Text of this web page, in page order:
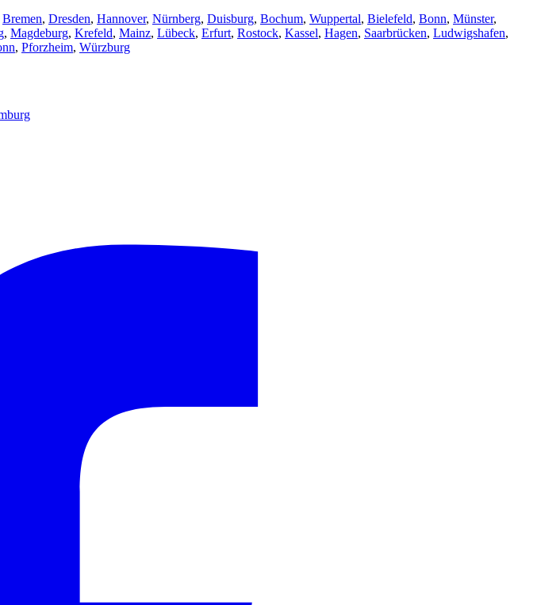
Bremen, Dresden, Hannover, Nürnberg, Duisburg, Bochum, Wuppertal, Bielefeld, Bonn, Münster,
, Magdeburg, Krefeld, Mainz, Lübeck, Erfurt, Rostock, Kassel, Hagen, Saarbrücken, Ludwigshafen,
, Pforzheim, Würzburg